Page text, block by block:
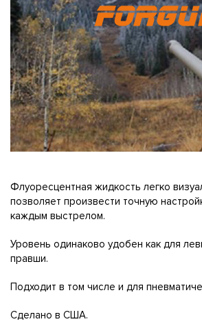
Флуоресцентная жидкость легко
позволяет произвести точную
каждым выстрелом.
Уровень одинаково удобен как для
правши.
Подходит в том числе и для
Сделано в США.